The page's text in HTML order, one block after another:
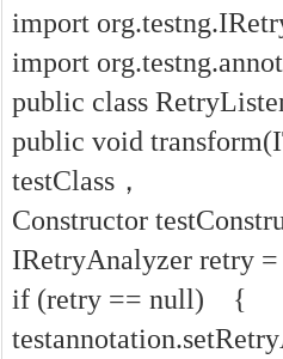
import
import
public class
public void
testClass，
Constructor
IRetryAnalyzer retry
if (retry == null) {